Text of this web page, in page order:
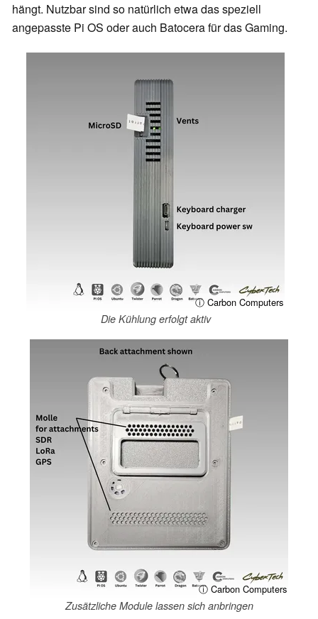
hängt. Nutzbar sind so natürlich etwa das speziell
angepasste Pi OS oder auch Batocera für das Gaming.
ⓘ Carbon Computers
Die Kühlung erfolgt aktiv
ⓘ Carbon Computers
Zusätzliche Module lassen sich anbringen